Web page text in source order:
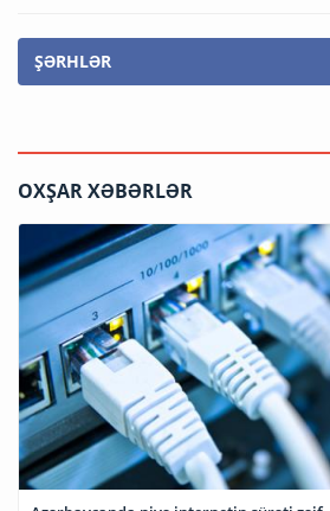
ŞƏRHLƏR
OXŞAR XƏBƏRLƏR